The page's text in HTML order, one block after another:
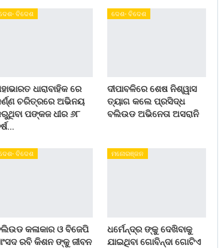
ବିଦେଶ
ଧାରାବାହିକ ରେ
ଚରିତ୍ରରେ ଅଭିନୟ
ପଙ୍କଜ ଧୀର ୬୮
ଦେଶ- ବିଦେଶ
ଦୀପାବଳିରେ ଶେଷ ନିଶ୍ୱାସ
ତ୍ୟାଗ କଲେ ପ୍ରସିଦ୍ଧ
ବଲିଉଡ ଅଭିନେତା ଅସରାନି
ବିଦେଶ
କଳାକାର ଓ ବିଜେପି
ରବି କିଶନ ଙ୍କୁ ଜୀବନ
ମନୋରଞ୍ଜନ
ଧର୍ମେନ୍ଦ୍ର ଙ୍କୁ ଦେଖିବାକୁ
ଯାଇଥିବା ଗୋବିନ୍ଦା ଗୋଟିଏ